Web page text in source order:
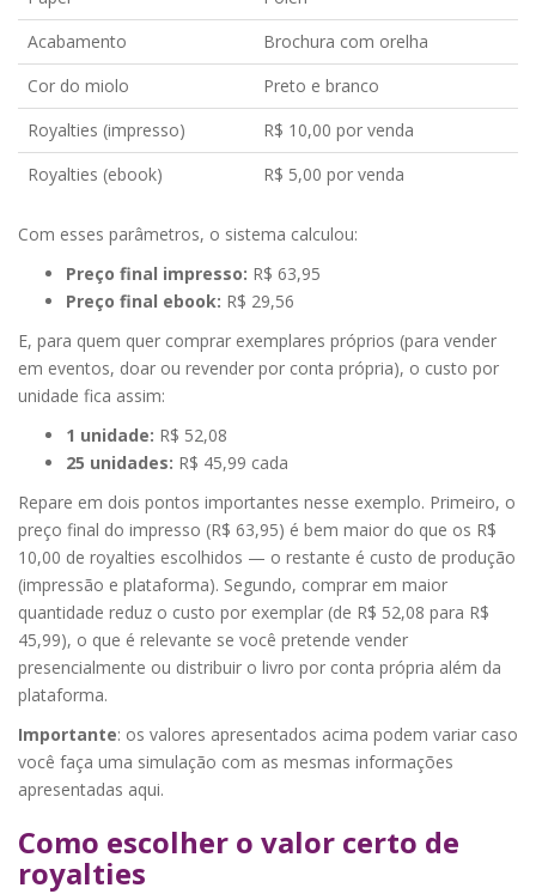
Acabamento
Brochura com orelha
Cor do miolo
Preto e branco
Royalties (impresso)
R$ 10,00 por venda
Royalties (ebook)
R$ 5,00 por venda
Com esses parâmetros, o sistema calculou:
Preço final impresso: R$ 63,95
Preço final ebook: R$ 29,56
E, para quem quer comprar exemplares próprios (para vender
em eventos, doar ou revender por conta própria), o custo por
unidade fica assim:
1 unidade: R$ 52,08
25 unidades: R$ 45,99 cada
Repare em dois pontos importantes nesse exemplo. Primeiro, o
preço final do impresso (R$ 63,95) é bem maior do que os R$
10,00 de royalties escolhidos — o restante é custo de produção
(impressão e plataforma). Segundo, comprar em maior
quantidade reduz o custo por exemplar (de R$ 52,08 para R$
45,99), o que é relevante se você pretende vender
presencialmente ou distribuir o livro por conta própria além da
plataforma.
Importante: os valores apresentados acima podem variar caso
você faça uma simulação com as mesmas informações
apresentadas aqui.
Como escolher o valor certo de
royalties